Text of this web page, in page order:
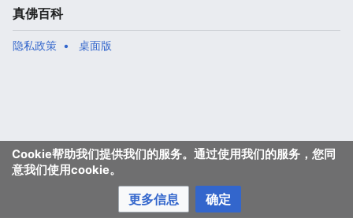
Cookie帮助我们提供我们的服务。通过使用我们的服务，您同
意我们使用cookie。
更多信息 确定
真佛百科
隐私政策 桌面版